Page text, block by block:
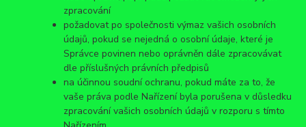
zpracování
požadovat po společnosti výmaz vašich osobních
údajů, pokud se nejedná o osobní údaje, které je
Správce povinen nebo oprávněn dále zpracovávat
dle příslušných právních předpisů
na účinnou soudní ochranu, pokud máte za to, že
vaše práva podle Nařízení byla porušena v důsledku
zpracování vašich osobních údajů v rozporu s tímto